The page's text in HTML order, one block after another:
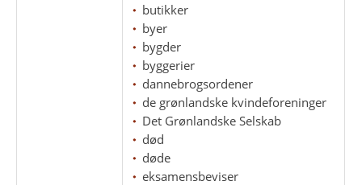
butikker
byer
bygder
byggerier
dannebrogsordener
de grønlandske kvindeforeninger
Det Grønlandske Selskab
død
døde
eksamensbeviser